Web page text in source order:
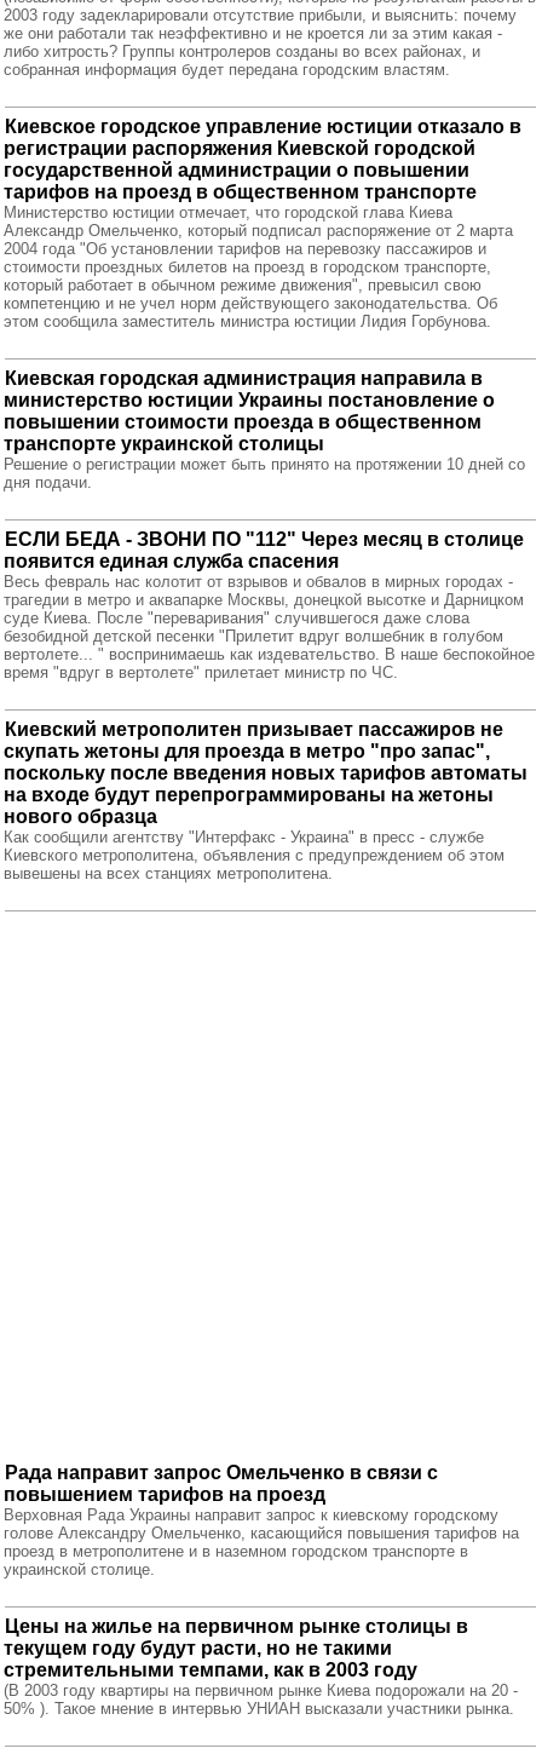
2003 году задекларировали отсутствие прибыли, и выяснить: почему
же они работали так неэффективно и не кроется ли за этим какая -
либо хитрость? Группы контролеров созданы во всех районах, и
собранная информация будет передана городским властям.
Киевское городское управление юстиции отказало в
регистрации распоряжения Киевской городской
государственной администрации о повышении
тарифов на проезд в общественном транспорте
Министерство юстиции отмечает, что городской глава Киева
Александр Омельченко, который подписал распоряжение от 2 марта
2004 года "Об установлении тарифов на перевозку пассажиров и
стоимости проездных билетов на проезд в городском транспорте,
который работает в обычном режиме движения", превысил свою
компетенцию и не учел норм действующего законодательства. Об
этом сообщила заместитель министра юстиции Лидия Горбунова.
Киевская городская администрация направила в
министерство юстиции Украины постановление о
повышении стоимости проезда в общественном
транспорте украинской столицы
Решение о регистрации может быть принято на протяжении 10 дней со
дня подачи.
ЕСЛИ БЕДА - ЗВОНИ ПО "112" Через месяц в столице
появится единая служба спасения
Весь февраль нас колотит от взрывов и обвалов в мирных городах -
трагедии в метро и аквапарке Москвы, донецкой высотке и Дарницком
суде Киева. После "переваривания" случившегося даже слова
безобидной детской песенки "Прилетит вдруг волшебник в голубом
вертолете... " воспринимаешь как издевательство. В наше беспокойное
время "вдруг в вертолете" прилетает министр по ЧС.
Киевский метрополитен призывает пассажиров не
скупать жетоны для проезда в метро "про запас",
поскольку после введения новых тарифов автоматы
на входе будут перепрограммированы на жетоны
нового образца
Как сообщили агентству "Интерфакс - Украина" в пресс - службе
Киевского метрополитена, объявления с предупреждением об этом
вывешены на всех станциях метрополитена.
Рада направит запрос Омельченко в связи с
повышением тарифов на проезд
Верховная Рада Украины направит запрос к киевскому городскому
голове Александру Омельченко, касающийся повышения тарифов на
проезд в метрополитене и в наземном городском транспорте в
украинской столице.
Цены на жилье на первичном рынке столицы в
текущем году будут расти, но не такими
стремительными темпами, как в 2003 году
(В 2003 году квартиры на первичном рынке Киева подорожали на 20 -
50% ). Такое мнение в интервью УНИАН высказали участники рынка.